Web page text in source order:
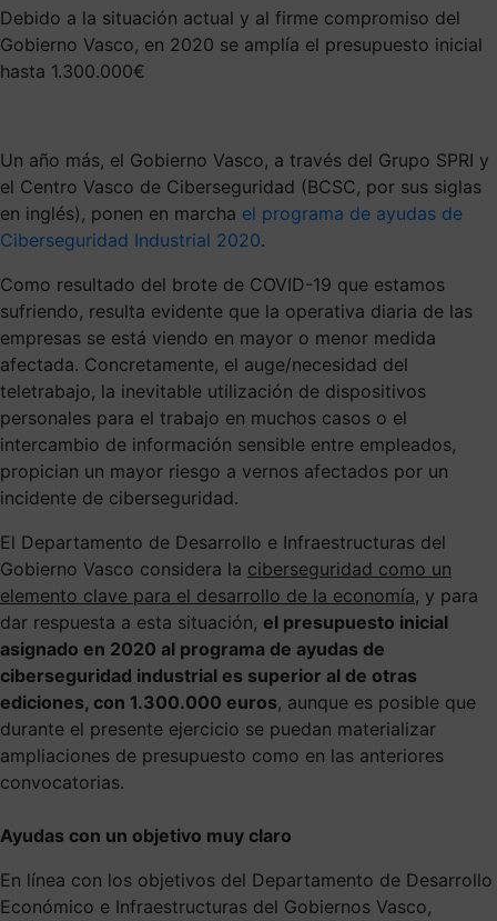
Debido a la situación actual y al firme compromiso del
Gobierno Vasco, en 2020 se amplía el presupuesto inicial
hasta 1.300.000€
Un año más, el Gobierno Vasco, a través del Grupo SPRI y
el Centro Vasco de Ciberseguridad (BCSC, por sus siglas
en inglés), ponen en marcha el programa de ayudas de
Ciberseguridad Industrial 2020.
Como resultado del brote de COVID-19 que estamos
sufriendo, resulta evidente que la operativa diaria de las
empresas se está viendo en mayor o menor medida
afectada. Concretamente, el auge/necesidad del
teletrabajo, la inevitable utilización de dispositivos
personales para el trabajo en muchos casos o el
intercambio de información sensible entre empleados,
propician un mayor riesgo a vernos afectados por un
incidente de ciberseguridad.
El Departamento de Desarrollo e Infraestructuras del
Gobierno Vasco considera la ciberseguridad como un
elemento clave para el desarrollo de la economía, y para
dar respuesta a esta situación, el presupuesto inicial
asignado en 2020 al programa de ayudas de
ciberseguridad industrial es superior al de otras
ediciones, con 1.300.000 euros, aunque es posible que
durante el presente ejercicio se puedan materializar
ampliaciones de presupuesto como en las anteriores
convocatorias.
Ayudas con un objetivo muy claro
En línea con los objetivos del Departamento de Desarrollo
Económico e Infraestructuras del Gobiernos Vasco,